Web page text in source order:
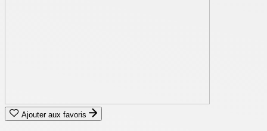
Ajouter aux favoris